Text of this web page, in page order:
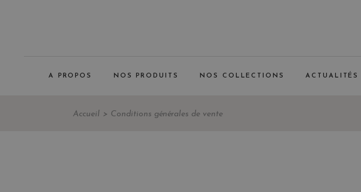
A PROPOS
Notre histoire
NOS PRODUITS NOS COLLECTIONS ACTUALITÉS
Accueil Conditions générales de vente